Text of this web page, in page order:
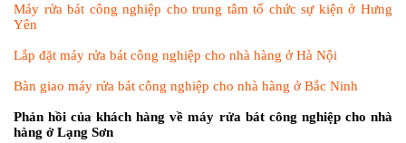
Máy rửa bát công nghiệp cho trung tâm tổ chức sự kiện ở Hưng
Yên
Lắp đặt máy rửa bát công nghiệp cho nhà hàng ở Hà Nội
Bàn giao máy rửa bát công nghiệp cho nhà hàng ở Bắc Ninh
Phản hồi của khách hàng về máy rửa bát công nghiệp cho nhà
hàng ở Lạng Sơn